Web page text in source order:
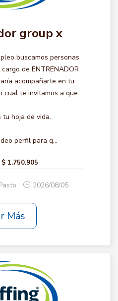
group x
buscamos personas
de ENTRENADOR
acompañarte en tu
cual te invitamos a que:
tu hoja de vida.
perfil para q...
$ 1.750.905
2026/08/05
Más